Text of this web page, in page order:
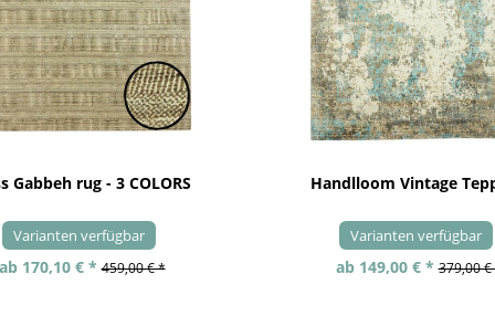
Gabbeh rug - 3 COLORS
Varianten verfügbar
170,10 € * 459,00 € *
Handlloom Vintage
Varianten verfügbar
ab 149,00 € * 379,00